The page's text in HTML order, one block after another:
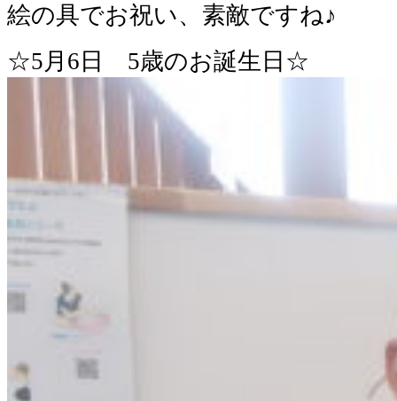
絵の具でお祝い、素敵ですね♪
☆5月6日 5歳のお誕生日☆